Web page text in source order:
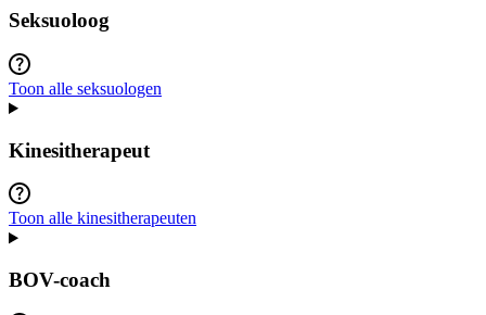
Seksuoloog
Toon alle seksuologen
Kinesitherapeut
Toon alle kinesitherapeuten
BOV-coach